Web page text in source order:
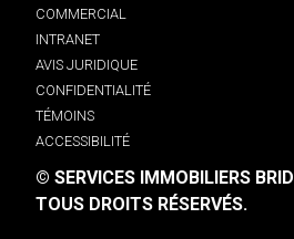
COMMERCIAL
INTRANET
AVIS JURIDIQUE
CONFIDENTIALITÉ
TÉMOINS
ACCESSIBILITÉ
© SERVICES IMMOBILIERS
TOUS DROITS RÉSERVÉS.